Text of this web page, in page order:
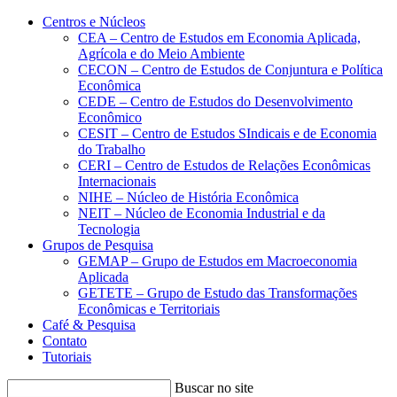
Conteúdo principal Menu principal
Centros e Núcleos
CEA – Centro de Estudos em Economia Aplicada,
Agrícola e do Meio Ambiente
CECON – Centro de Estudos de Conjuntura e Política
Econômica
CEDE – Centro de Estudos do Desenvolvimento
Econômico
CESIT – Centro de Estudos SIndicais e de Economia
do Trabalho
CERI – Centro de Estudos de Relações Econômicas
Internacionais
NIHE – Núcleo de História Econômica
NEIT – Núcleo de Economia Industrial e da
Tecnologia
Grupos de Pesquisa
GEMAP – Grupo de Estudos em Macroeconomia
Aplicada
GETETE – Grupo de Estudo das Transformações
Econômicas e Territoriais
Café & Pesquisa
Contato
Tutoriais
Buscar no site